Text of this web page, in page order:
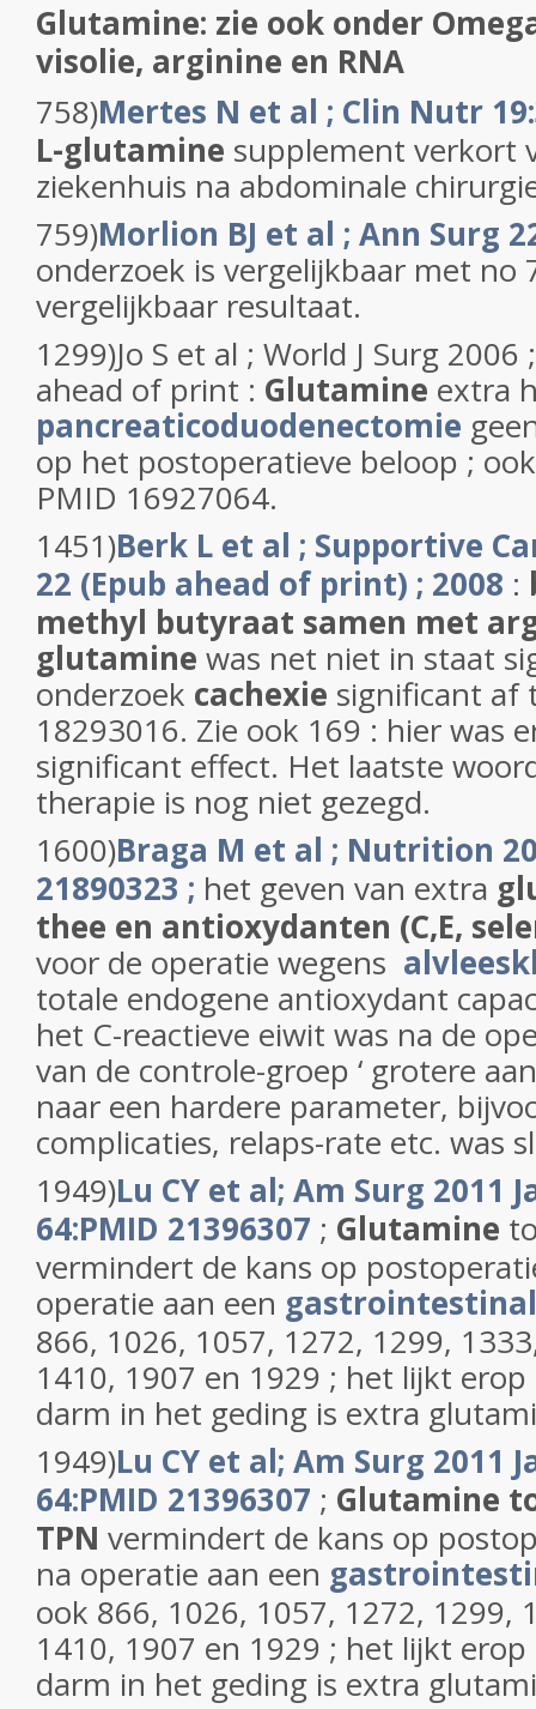
Glutamine: zie ook onder
visolie, arginine en RNA
758)Mertes N et al ; Clin Nutr
L-glutamine supplement verkort
ziekenhuis na abdominale
759)Morlion BJ et al ; Ann Surg
onderzoek is vergelijkbaar met no
vergelijkbaar resultaat.
1299)Jo S et al ; World J Surg
ahead of print : Glutamine extra
pancreaticoduodenectomie
op het postoperatieve beloop ;
PMID 16927064.
1451)Berk L et al ; Supportive
22 (Epub ahead of print) ; 2008 :
methyl butyraat samen met
glutamine was net niet in staat
onderzoek cachexie significant af
18293016. Zie ook 169 : hier was
significant effect. Het laatste
therapie is nog niet gezegd.
1600)Braga M et al ; Nutrition
21890323 ; het geven van extra
thee en antioxydanten (C,E,
voor de operatie wegens
totale endogene antioxydant
het C-reactieve eiwit was na de
van de controle-groep ‘ grotere
naar een hardere parameter,
complicaties, relaps-rate etc. was
1949)Lu CY et al; Am Surg 2011
64:PMID 21396307 ; Glutamine
vermindert de kans op
operatie aan een
866, 1026, 1057, 1272, 1299,
1410, 1907 en 1929 ; het lijkt
darm in het geding is extra
1949)Lu CY et al; Am Surg 2011
64:PMID 21396307 ; Glutamine
TPN vermindert de kans op
na operatie aan een
ook 866, 1026, 1057, 1272, 1299,
1410, 1907 en 1929 ; het lijkt
darm in het geding is extra